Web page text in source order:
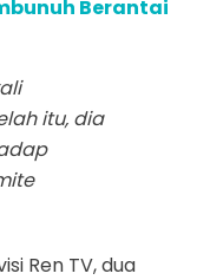
Berantai
itu, dia
Ren TV, dua